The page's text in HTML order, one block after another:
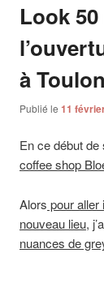
Look
à Toulon
Publié le 11
En ce début de
coffee shop
Alors pour aller
nouveau lieu,
nuances de